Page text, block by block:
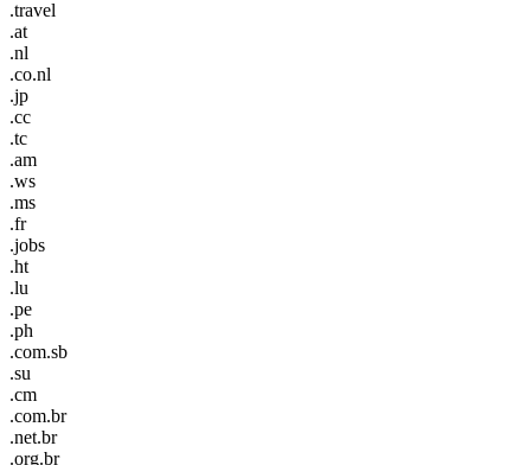
.travel
.at
.nl
.co.nl
.jp
.cc
.tc
.am
.ws
.ms
.fr
.jobs
.ht
.lu
.pe
.ph
.com.sb
.su
.cm
.com.br
.net.br
.org.br